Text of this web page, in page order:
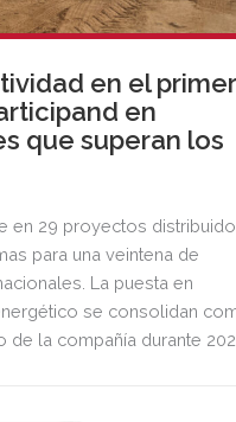
en el
en
que superan los
en 29 proyectos
para una veintena de
La puesta en
se consolidan
de la compañía durante